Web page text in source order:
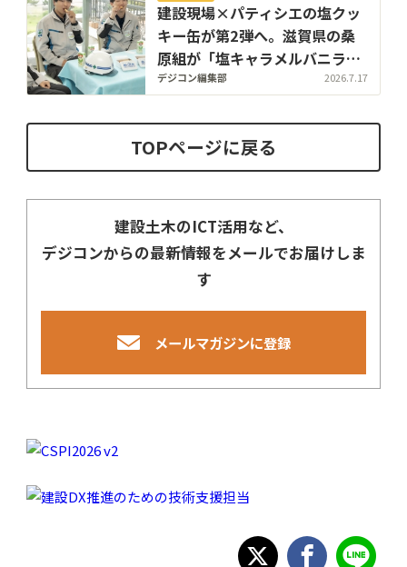
建設現場×パティシエの塩クッ
キー缶が第2弾へ。滋賀県の桑
原組が「塩キャラメルバニラデ
ィアマン」「塩コーヒーショコ
デジコン編集部 2026.7.17
TOPページに戻る
建設土木のICT活用など、
デジコンからの最新情報をメールでお届けしま
す
メールマガジンに登録